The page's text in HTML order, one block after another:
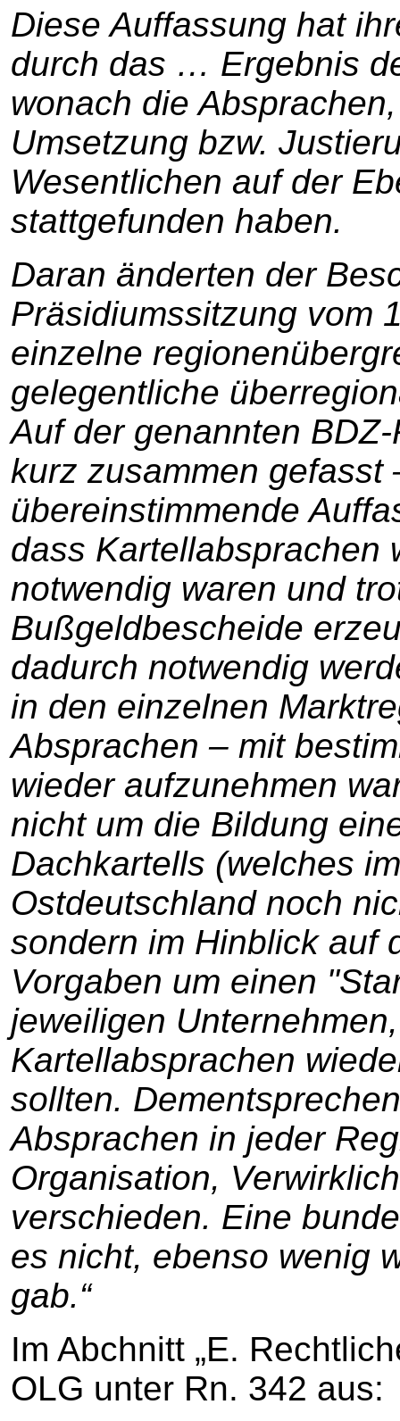
Diese Auffassung hat
durch das … Ergebnis
wonach die
Umsetzung bzw.
Wesentlichen auf der
stattgefunden haben.
Daran änderten der
Präsidiumssitzung vom
einzelne
gelegentliche
Auf der genannten
kurz zusammen gefasst
übereinstimmende
dass Kartellabsprachen
notwendig waren und
Bußgeldbescheide
dadurch notwendig
in den einzelnen
Absprachen – mit
wieder aufzunehmen
nicht um die Bildung
Dachkartells (welches
Ostdeutschland noch
sondern im Hinblick auf
Vorgaben um einen
jeweiligen
Kartellabsprachen
sollten.
Absprachen in jeder
Organisation,
verschieden. Eine
es nicht, ebenso wenig
gab.“
Im Abchnitt „E.
OLG unter Rn. 342 aus: